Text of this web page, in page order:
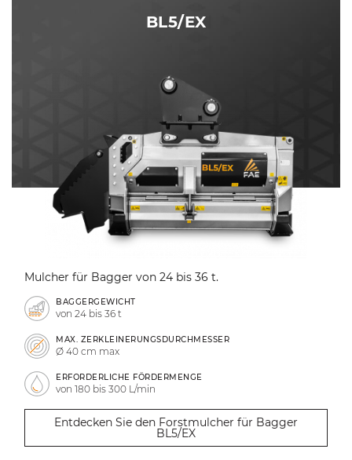
BL5/EX
Mulcher für Bagger von 24 bis 36 t.
BAGGERGEWICHT
von 24 bis 36 t
MAX. ZERKLEINERUNGSDURCHMESSER
Ø 40 cm max
ERFORDERLICHE FÖRDERMENGE
von 180 bis 300 L/min
Entdecken Sie den Forstmulcher für Bagger
BL5/EX